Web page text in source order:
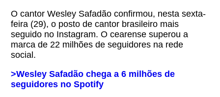
O cantor Wesley Safadão confirmou, nesta sexta-
feira (29), o posto de cantor brasileiro mais
seguido no Instagram. O cearense superou a
marca de 22 milhões de seguidores na rede
social.
>Wesley Safadão chega a 6 milhões de
seguidores no Spotify